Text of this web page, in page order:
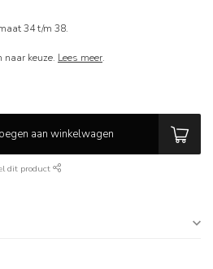
34 t/m 38.
naar keuze. Lees meer.
aan winkelwagen
dit product